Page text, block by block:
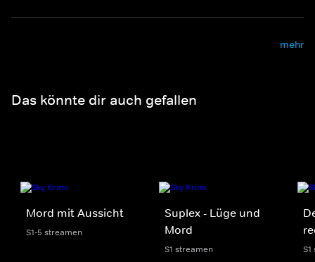
mehr
Das könnte dir auch gefallen
Mord mit Aussicht
S1-5 streamen
Suplex - Lüge und
Mord
S1 streamen